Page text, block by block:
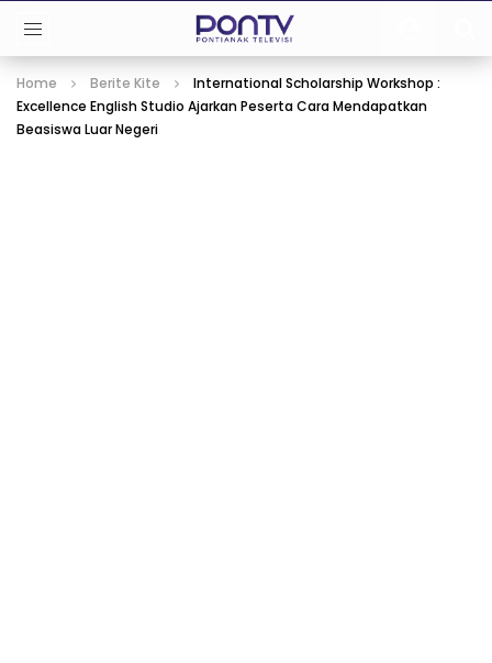
Home Berite Kite
International Scholarship Workshop :
Excellence English Studio Ajarkan Peserta Cara Mendapatkan
Beasiswa Luar Negeri